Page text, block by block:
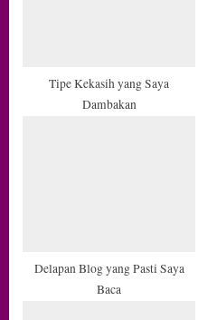
Tipe Kekasih yang Saya
Dambakan
Delapan Blog yang Pasti Saya
Baca